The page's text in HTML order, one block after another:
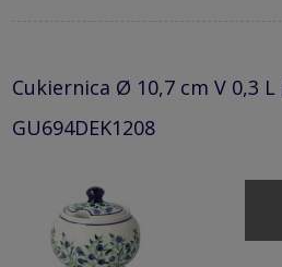
Cukiernica Ø 10,7 cm V 0,3 L
GU694DEK1208